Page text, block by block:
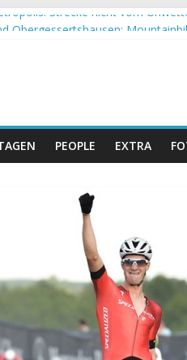
Strecke nicht vom
Andalucia Bike Race: Weltmeister
Doppelsieg beim ersten XCO-
PEOPLE EXTRA